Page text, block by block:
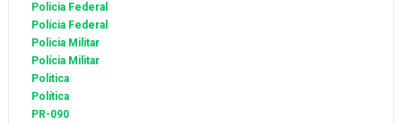
Policia Federal
Polícia Federal
Policia Militar
Polícia Militar
Politica
Política
PR-090